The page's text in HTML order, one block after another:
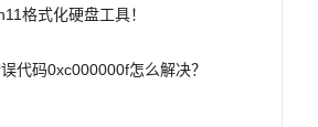
格式化硬盘工具！
代码0xc000000f怎么解决？